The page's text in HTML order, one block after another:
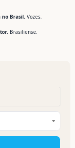
no Brasil. Vozes.
Brasiliense.